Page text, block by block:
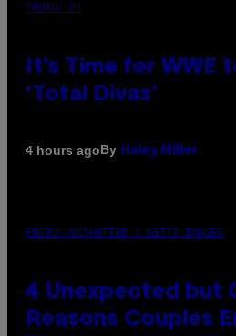
PHOTO: E!
It’s Time for WWE
‘Total Divas’
4 hours agoBy Haley Miller
PHOTO: GCSHUTTER / GETTY IMAGES
4 Unexpected but
Reasons Couples